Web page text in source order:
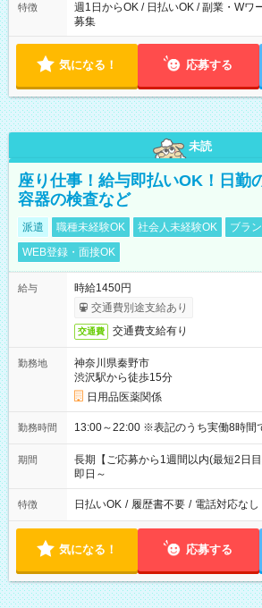
特徴
週1日からOK / 日払いOK / 副業・Wワ
募集
気になる！ 応募する
未読
座り仕事！給与即払いOK！日勤
容器の検査など
派遣 職種未経験OK 社会人未経験OK
ブラ
WEB登録・面接OK
給与
時給1450円
交通費別途支給あり
交通費 交通費支給有り
勤務地
神奈川県秦野市
渋沢駅から徒歩15分
日用品医薬関係
勤務時間 13:00～22:00 ※表記のうち実働8時
期間
長期【ご応募から1週間以内(最短2日
即日～
特徴 日払いOK / 履歴書不要 / 電話対応なし
気になる！ 応募する